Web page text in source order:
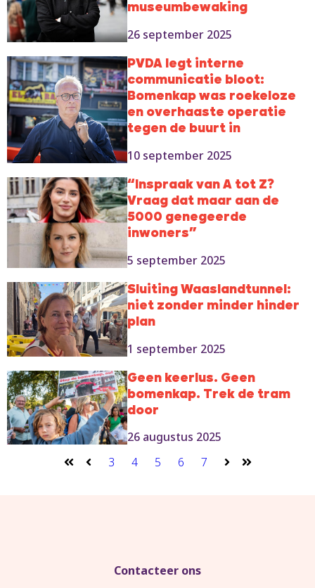
museumbewaking
26 september 2025
PVDA legt interne
communicatie bloot:
Bomenkap was roekeloze
en overhaaste operatie
tegen de buurt in
10 september 2025
“Inspraak van A tot Z?
Vraag dat maar aan de
5000 genegeerde
inwoners”
5 september 2025
Sluiting Waaslandtunnel:
niet zonder minder hinder
plan
1 september 2025
Geen keerlus. Geen
bomenkap. Trek de tram
door
26 augustus 2025
EersteVorige
3 4 5 6 7 Volgende
Laatste
Contacteer ons